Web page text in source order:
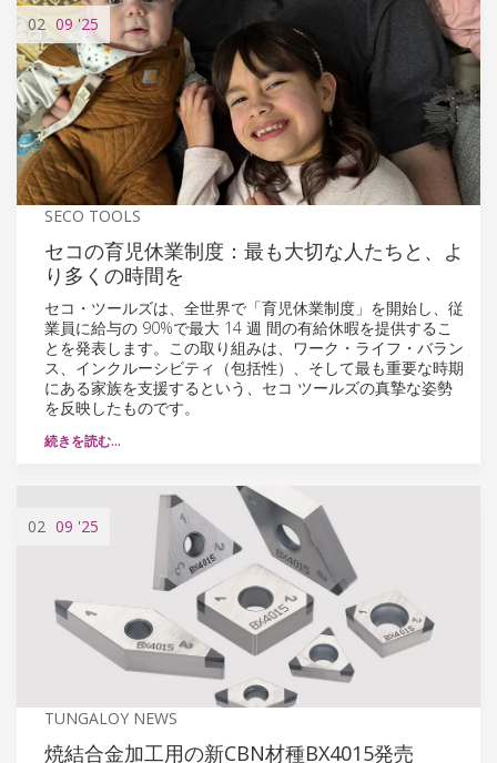
02 09 '25
SECO TOOLS
セコの育児休業制度：最も大切な人たちと、よ
り多くの時間を
セコ・ツールズは、全世界で「育児休業制度」を開始し、従
業員に給与の 90%で最大 14 週 間の有給休暇を提供するこ
とを発表します。この取り組みは、ワーク・ライフ・バラン
ス、インクルーシビティ（包括性）、そして最も重要な時期
にある家族を支援するという、セコ ツールズの真摯な姿勢
を反映したものです。
続きを読む…
02 09 '25
TUNGALOY NEWS
焼結合金加工用の新CBN材種BX4015発売